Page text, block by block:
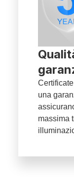
una
massima